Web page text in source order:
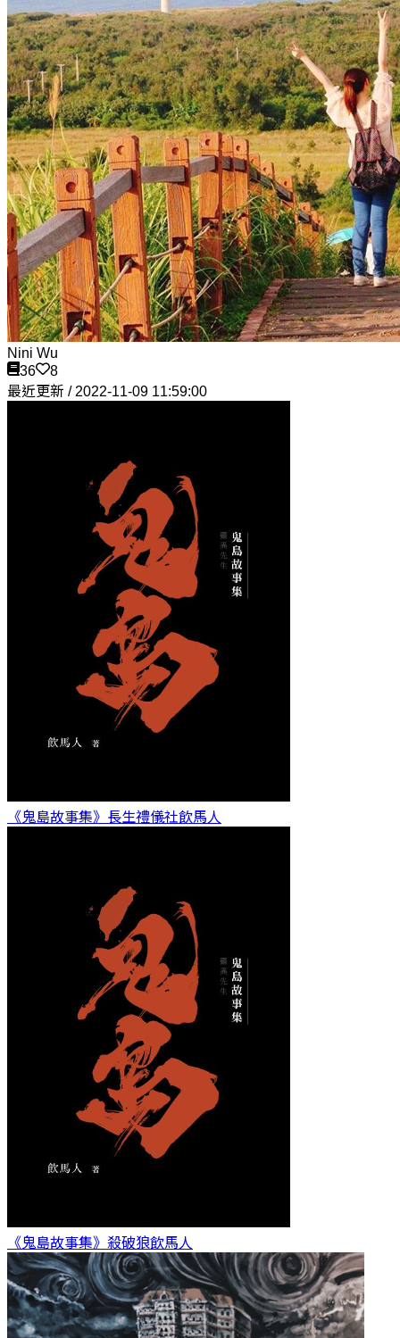
Nini Wu
36
8
最近更新 / 2022-11-09 11:59:00
《鬼島故事集》長生禮儀社飲馬人
《鬼島故事集》殺破狼飲馬人